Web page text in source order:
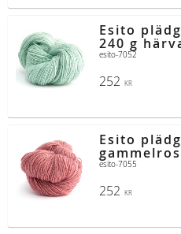
Esito
240 g
esito-7052
252 KR
Esito
esito-7055
252 KR